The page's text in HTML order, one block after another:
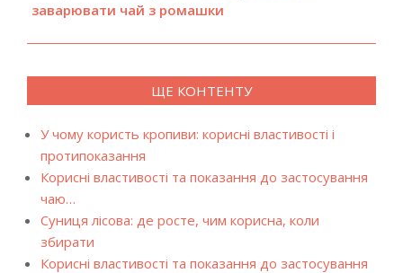
заварювати чай з ромашки
ЩЕ КОНТЕНТУ
У чому користь кропиви: корисні властивості і
протипоказання
Корисні властивості та показання до застосування
чаю…
Суниця лісова: де росте, чим корисна, коли
збирати
Корисні властивості та показання до застосування